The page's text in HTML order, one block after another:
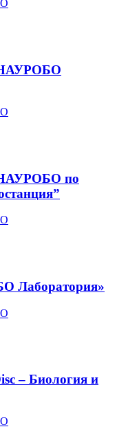
НАУРОБО
НАУРОБО по
Лаборатория»
– Биология и